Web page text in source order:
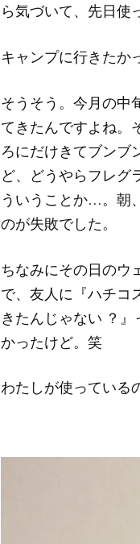
ら気づいて、先日使
キャンプに行きたか
そうそう。今月の中
てきたんですよね。
ろにだけきてブン
ど、どうやらフレグ
ういうことか…。朝
のが失敗でした。
ちなみにその日のウ
で、友人に『ハチコ
きたんじゃない ？
かったけど。笑
わたしが使っている